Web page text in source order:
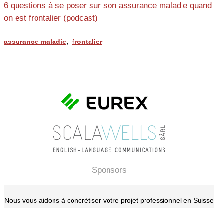
6 questions à se poser sur son assurance maladie quand
on est frontalier (podcast)
assurance maladie, frontalier
Sponsors
Nous vous aidons à concrétiser votre projet professionnel en Suisse